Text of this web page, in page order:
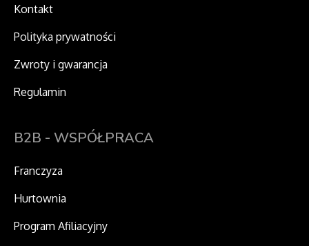
Kontakt
Polityka prywatności
Zwroty i gwarancja
Regulamin
B2B - WSPÓŁPRACA
Franczyza
Hurtownia
Program Afiliacyjny